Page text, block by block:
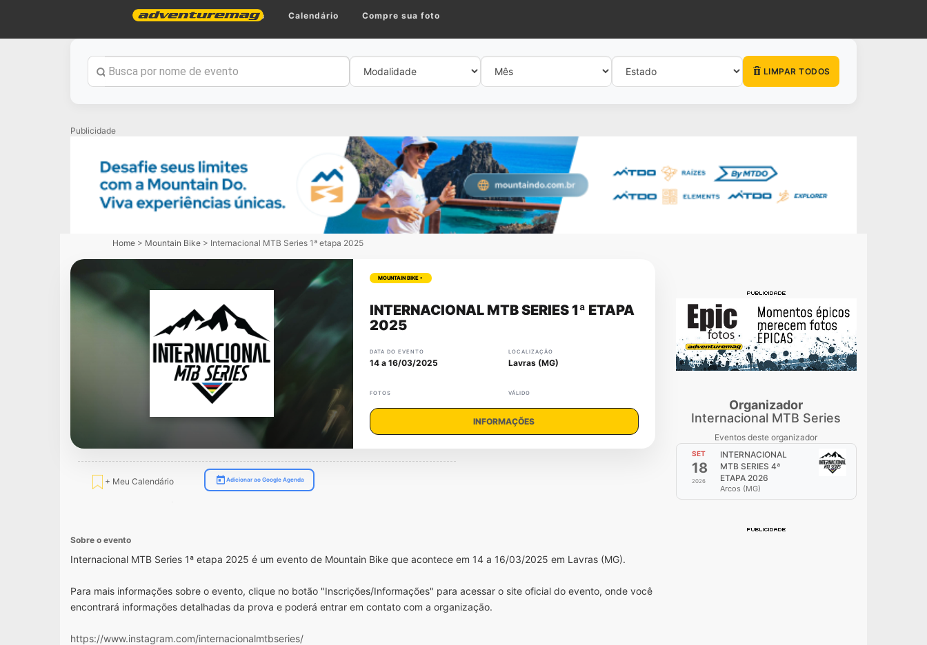
Home Calendário Compre sua foto
LIMPAR TODOS
Publicidade
Home > Mountain Bike > Internacional MTB Series 1ª etapa 2025
MOUNTAIN BIKE •
INTERNACIONAL MTB SERIES 1ª ETAPA
2025
DATA DO EVENTO
14 a 16/03/2025
LOCALIZAÇÃO
Lavras (MG)
FOTOS VÁLIDO
INFORMAÇÕES
+ Meu Calendário Adicionar ao Google Agenda
Sobre o evento
Internacional MTB Series 1ª etapa 2025 é um evento de Mountain Bike que acontece em 14 a 16/03/2025 em Lavras (MG).
Para mais informações sobre o evento, clique no botão "Inscrições/Informações" para acessar o site oficial do evento, onde você
encontrará informações detalhadas da prova e poderá entrar em contato com a organização.
https://www.instagram.com/internacionalmtbseries/
Organizador
Internacional MTB Series
Eventos deste organizador
SET
18
2026
INTERNACIONAL
MTB SERIES 4ª
ETAPA 2026
Arcos (MG)